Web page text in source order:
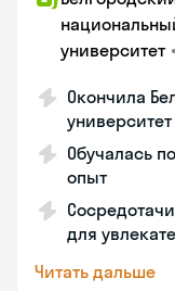
университет •
Окончила
Обучалась
опыт
для
Читать дальше